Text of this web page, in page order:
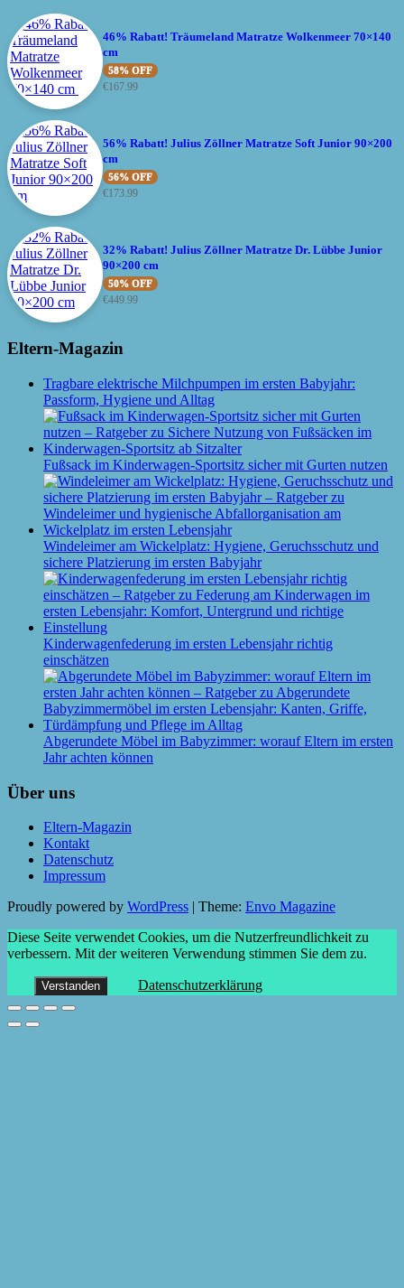
46% Rabatt! Träumeland Matratze Wolkenmeer 70×140
cm
58% OFF
€167.99
56% Rabatt! Julius Zöllner Matratze Soft Junior 90×200
cm
56% OFF
€173.99
32% Rabatt! Julius Zöllner Matratze Dr. Lübbe Junior
90×200 cm
50% OFF
€449.99
Eltern-Magazin
Tragbare elektrische Milchpumpen im ersten Babyjahr:
Passform, Hygiene und Alltag
Fußsack im Kinderwagen-Sportsitz sicher mit Gurten nutzen
Windeleimer am Wickelplatz: Hygiene, Geruchsschutz und
sichere Platzierung im ersten Babyjahr
Kinderwagenfederung im ersten Lebensjahr richtig
einschätzen
Abgerundete Möbel im Babyzimmer: worauf Eltern im ersten
Jahr achten können
Über uns
Eltern-Magazin
Kontakt
Datenschutz
Impressum
Proudly powered by WordPress Theme: Envo Magazine
Diese Seite verwendet Cookies, um die Nutzerfreundlichkeit zu
verbessern. Mit der weiteren Verwendung stimmen Sie dem zu.
Verstanden Datenschutzerklärung